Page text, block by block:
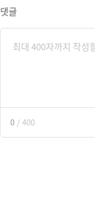
댓글
0 / 400